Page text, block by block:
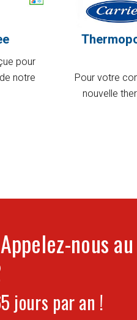
pour
notre
Pour votre
nouvelle
nous au
jours par an !